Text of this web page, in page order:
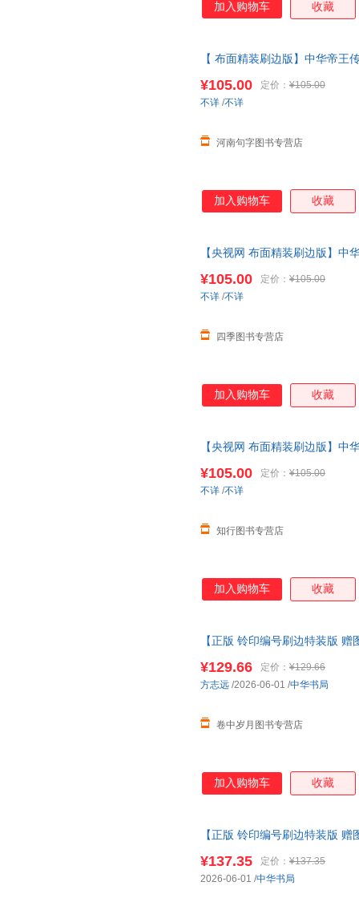
加入购物车 收藏
【 布面精装刷边版】中华帝王
¥105.00 定价： ¥105.00
河南句字图书专营店
不详 /不详
加入购物车 收藏
【央视网 布面精装刷边版】中
开发票
¥105.00 定价： ¥105.00
四季图书专营店
不详 /不详
加入购物车 收藏
【央视网 布面精装刷边版】中
¥105.00 定价： ¥105.00
知行图书专营店
不详 /不详
加入购物车 收藏
【正版 铃印编号刷边特装版 赠
¥129.66 定价： ¥129.66
卷中岁月图书专营店
方志远 /2026-06-01 /中华书局
加入购物车 收藏
【正版 铃印编号刷边特装版 赠
¥137.35 定价： ¥137.35
2026-06-01 /中华书局